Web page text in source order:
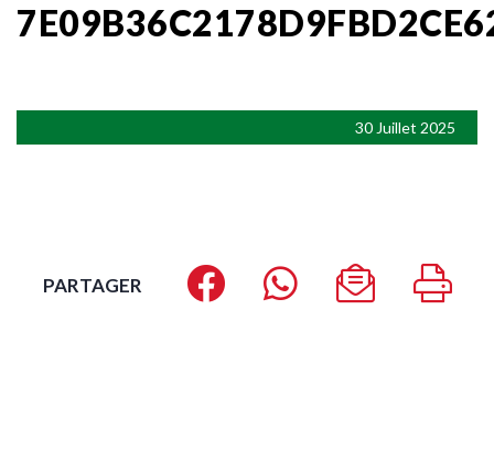
30 Juillet 2025
PARTAGER